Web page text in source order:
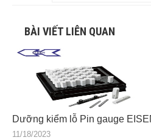
BÀI VIẾT LIÊN QUAN
Dưỡng kiểm lỗ Pin gauge
11/18/2023